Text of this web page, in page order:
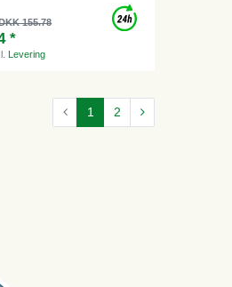
155.78
*
Levering
1 2